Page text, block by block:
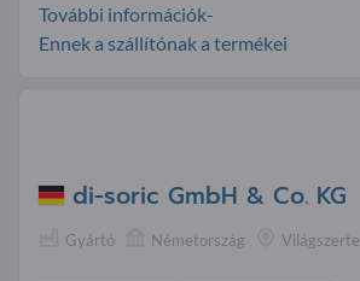
További információk-
Ennek a szállítónak a termékei
di-soric GmbH & Co. KG
Gyártó Németország Világszerte